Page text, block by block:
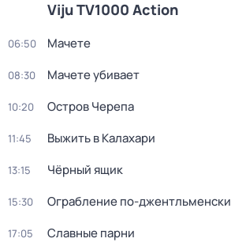
Viju TV1000 Action
06:50 Мачете
08:30 Мачете убивает
10:20 Остров Черепа
11:45 Выжить в Калахари
13:15 Чёрный ящик
15:30 Ограбление по-джентльменски
17:05 Славные парни